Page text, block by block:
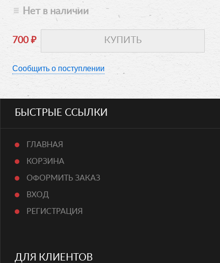
Нет в наличии
700 ₽
Сообщить о поступлении
БЫСТРЫЕ ССЫЛКИ
ГЛАВНАЯ
КОРЗИНА
ОФОРМИТЬ ЗАКАЗ
ВХОД
РЕГИСТРАЦИЯ
ДЛЯ КЛИЕНТОВ